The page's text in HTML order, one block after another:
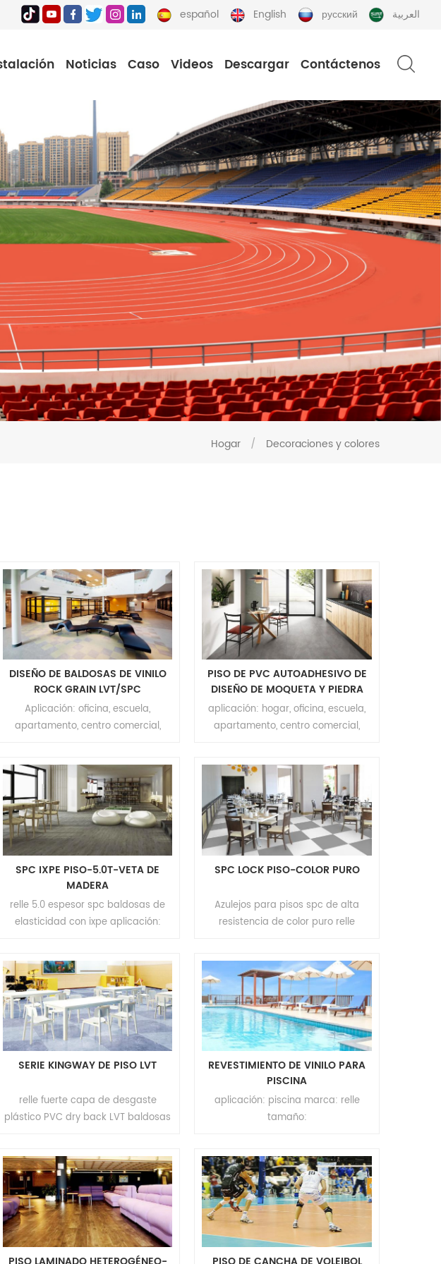
español English русский العربية
Noticias Caso Videos Descargar Contáctenos
Hogar / Decoraciones y colores
DISEÑO DE BALDOSAS DE VINILO
ROCK GRAIN LVT/SPC
Aplicación: oficina, escuela,
apartamento, centro comercial,
mmTamaño del proceso
estadístico: 182 mm * 1220
mmEspesor: 2 mmSuperficie:
recubrimiento UVRespaldo:
autoadhesivo/dorso secoMOQ: 200
metros cuadrados
PISO DE PVC AUTOADHESIVO DE
DISEÑO DE MOQUETA Y PIEDRA
aplicación: hogar, oficina, escuela,
apartamento, centro comercial,
457.0mm(ancho)*457.0mm(largo)
espesor: 2.0mm espesor de la capa
de desgaste: 0.2/0.3/0.5mm
superficie: recubrimiento UV dorso:
autoadhesivo moq: 200 m2
SPC IXPE PISO-5.0T-VETA DE
MADERA
relle 5.0 espesor spc baldosas de
elasticidad con ixpe aplicación:
relle color: grano de madera
tamaño:
5.0mm(t)*184mm(w)*1220mm(l)
peso: 8 kg/m2 reverso: ixpe moq:
200 m2
SPC LOCK PISO-COLOR PURO
Azulejos para pisos spc de alta
resistencia de color puro relle
hotel ect. marca: relle color: color
puro tamaño:
4.2/5.0mm(t)*184mm(w)*1220mm(l)
,
4.2/5.0mm(t)*300mm(w)*600mm(l)
0.35/0.5mm superficie:
SERIE KINGWAY DE PISO LVT
relle fuerte capa de desgaste
plástico PVC dry back LVT baldosas
centro comercial, hotel ect. marca:
relle color: patrón de mármol
tamaño: 600 mm (ancho) * 600
mm (largo) / 450 mm (ancho) *
900 mm (largo) espesor:
2.0/2.5/3.0mm espesor de la capa
REVESTIMIENTO DE VINILO PARA
PISCINA
aplicación: piscina marca: relle
tamaño:
recubrimiento UV moq: 200m²